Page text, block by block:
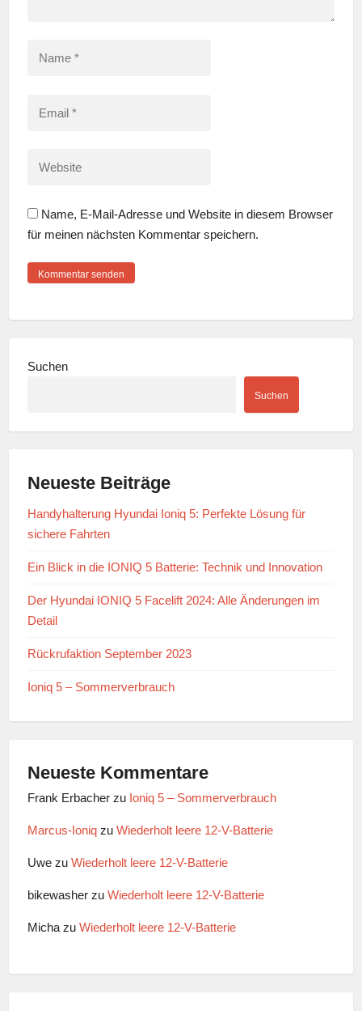
Name, E-Mail-Adresse und Website in diesem Browser
für meinen nächsten Kommentar speichern.
Suchen
Suchen
Neueste Beiträge
Handyhalterung Hyundai Ioniq 5: Perfekte Lösung für
sichere Fahrten
Ein Blick in die IONIQ 5 Batterie: Technik und Innovation
Der Hyundai IONIQ 5 Facelift 2024: Alle Änderungen im
Detail
Rückrufaktion September 2023
Ioniq 5 – Sommerverbrauch
Neueste Kommentare
Frank Erbacherzu Ioniq 5 – Sommerverbrauch
Marcus-Ioniqzu Wiederholt leere 12-V-Batterie
Uwezu Wiederholt leere 12-V-Batterie
bikewasherzu Wiederholt leere 12-V-Batterie
Michazu Wiederholt leere 12-V-Batterie